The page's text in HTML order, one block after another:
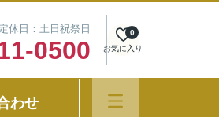
休日：土日祝祭日
0500 お気に入り
0
わせ